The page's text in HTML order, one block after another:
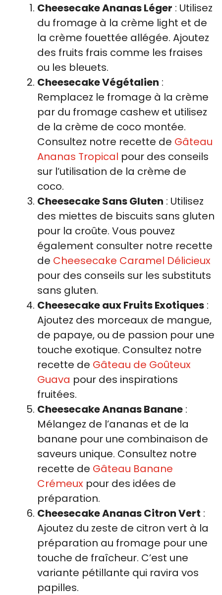
Cheesecake Ananas Léger : Utilisez
du fromage à la crème light et de
la crème fouettée allégée. Ajoutez
des fruits frais comme les fraises
ou les bleuets.
Cheesecake Végétalien :
Remplacez le fromage à la crème
par du fromage cashew et utilisez
de la crème de coco montée.
Consultez notre recette de Gâteau
Ananas Tropical pour des conseils
sur l’utilisation de la crème de
coco.
Cheesecake Sans Gluten : Utilisez
des miettes de biscuits sans gluten
pour la croûte. Vous pouvez
également consulter notre recette
de Cheesecake Caramel Délicieux
pour des conseils sur les substituts
sans gluten.
Cheesecake aux Fruits Exotiques :
Ajoutez des morceaux de mangue,
de papaye, ou de passion pour une
touche exotique. Consultez notre
recette de Gâteau de Goûteux
Guava pour des inspirations
fruitées.
Cheesecake Ananas Banane :
Mélangez de l’ananas et de la
banane pour une combinaison de
saveurs unique. Consultez notre
recette de Gâteau Banane
Crémeux pour des idées de
préparation.
Cheesecake Ananas Citron Vert :
Ajoutez du zeste de citron vert à la
préparation au fromage pour une
touche de fraîcheur. C’est une
variante pétillante qui ravira vos
papilles.